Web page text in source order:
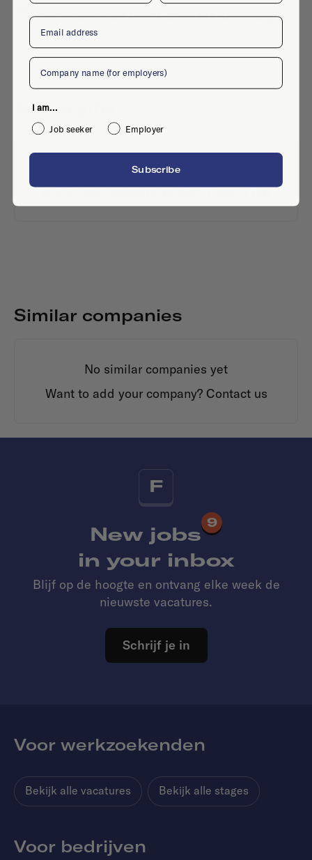
Sarturnusstraat 60-19, 2516 AH, Den Haag
Active jobs
No active jobs right now
Is this your company profile?Place a job
Similar companies
No similar companies yet
Want to add your company? Contact us
F
New jobs
9
in your inbox
Blijf op de hoogte en ontvang elke week de
nieuwste vacatures.
Schrijf je in
Voor werkzoekenden
Bekijk alle vacatures Bekijk alle stages
Voor bedrijven
Email
Company
I am...
Job seeker
Employer
Subscribe